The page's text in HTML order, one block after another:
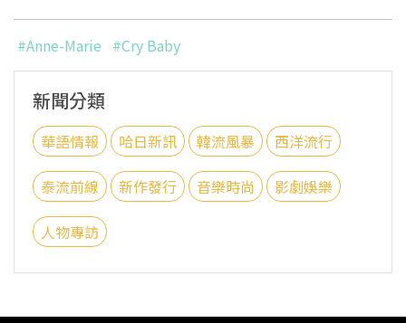
#Anne-Marie #Cry Baby
新聞分類
華語情報 哈日新訊 韓流風暴 西洋流行
泰流前線 新作發行 音樂時尚 影劇娛樂
人物專訪